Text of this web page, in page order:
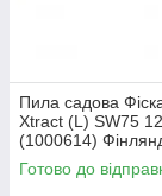
Пила садова
Xtract (L) SW75
(1000614)
Готово до